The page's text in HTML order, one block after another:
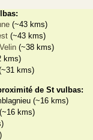
(~43 kms)
(~43 kms)
(~38 kms)
kms)
kms)
de St vulbas:
(~16 kms)
kms)